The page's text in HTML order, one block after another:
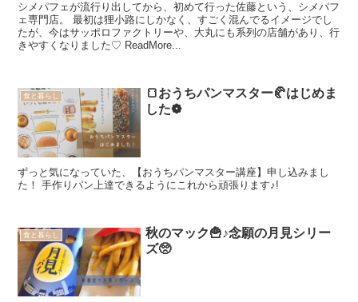
シメパフェが流行り出してから、初めて行った佐藤という、シメパフ
ェ専門店。 最初は狸小路にしかなく、すごく混んでるイメージでし
たが、今はサッポロファクトリーや、大丸にも系列の店舗があり、行
きやすくなりました♡ ReadMore...
食と暮らし
🍞おうちパンマスター🥐はじめま
した❁
ずっと気になっていた、【おうちパンマスター講座】申し込みまし
た！ 手作りパン上達できるようにこれから頑張ります♪!
食と暮らし
秋のマック🍟♪念願の月見シリー
ズ🥺